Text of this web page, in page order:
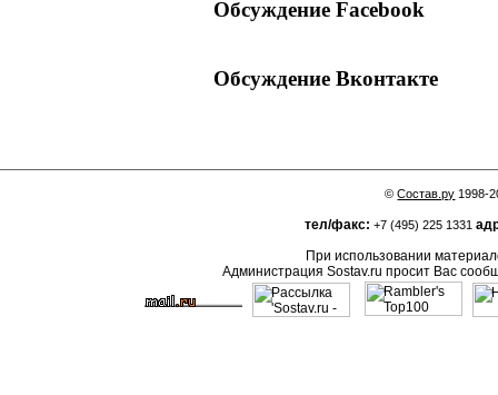
Обсуждение Facebook
Обсуждение Вконтакте
©Состав.ру 1998-
тел/факс: +7 (495) 225 1331
При использовании
Администрация Sostav.ru просит Вас